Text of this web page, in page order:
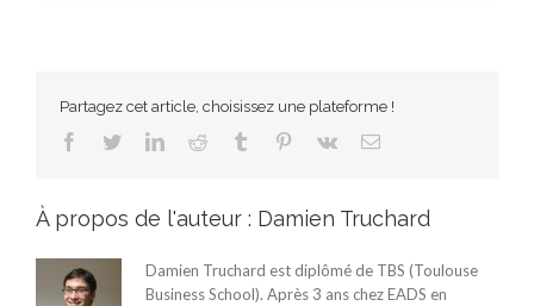
Partagez cet article, choisissez une plateforme !
Facebook
TwitterLinkedInReddit Tumblr Pinterest
Vk Email
À propos de l'auteur : Damien Truchard
Damien Truchard est diplômé de TBS (Toulouse
Business School). Après 3 ans chez EADS en